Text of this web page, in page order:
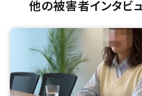
他の被害者インタビ